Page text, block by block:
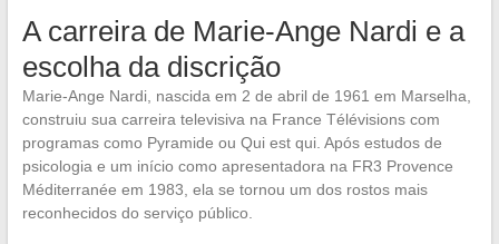
A carreira de Marie-Ange Nardi e a
escolha da discrição
Marie-Ange Nardi, nascida em 2 de abril de 1961 em Marselha,
construiu sua carreira televisiva na France Télévisions com
programas como Pyramide ou Qui est qui. Após estudos de
psicologia e um início como apresentadora na FR3 Provence
Méditerranée em 1983, ela se tornou um dos rostos mais
reconhecidos do serviço público.